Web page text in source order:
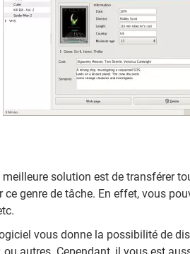
solution est de transférer
ce genre de tâche. En effet, vous
vous donne la possibilité de
ou autres. Cependant, il vous est